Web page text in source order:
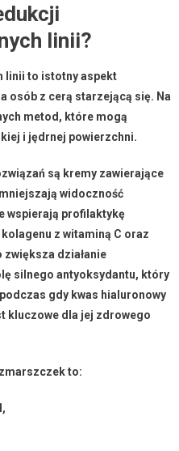
linii?
linii to istotny aspekt
osób z cerą starzejącą się. Na
metod, które mogą
i jędrnej powierzchni.
są kremy zawierające
widoczność
wspierają profilaktykę
z witaminą C oraz
działanie
silnego antyoksydantu, który
gdy kwas hialuronowy
kluczowe dla jej zdrowego
to:
,